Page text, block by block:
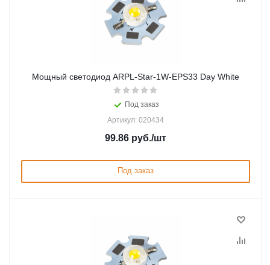
Мощный светодиод ARPL-Star-1W-EPS33 Day White
Под заказ
Артикул: 020434
99.86 руб./шт
Под заказ